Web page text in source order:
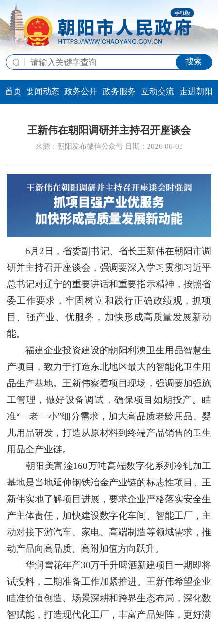
搜索
首页 要闻动态 政务公开 政务服务 互动交流 走进朝阳
王新伟在朝阳调研并主持召开座谈会
来源：朝阳发布微信公众号 日期：2026-06-03
6月2日，省委副书记、省长王新伟在朝阳市调
研并主持召开座谈会，强调要深入学习贯彻习近平
总书记对辽宁的重要讲话和重要指示精神，按照省
委工作要求，牢固树立和践行正确政绩观，抓项
目、强产业、优服务，加快形成高质量发展新动
能。
福建企业投资建设的朝阳利澳卫生用品智慧生
产项目，致力于打造东北地区最大的智能化卫生用
品生产基地。王新伟察看项目现场，强调要加强施
工管理，做好设备调试，确保项目如期投产。瞄
准“一老一小”细分需求，加大高品质老龄用品、婴
儿用品研发，打造从原材料到终端产品销售的卫生
用品全产业链。
朝阳美富淦160万吨高端数字化系列冷轧加工
基地是当地延伸钢铁冶金产业链的标志性项目。王
新伟实地了解项目进展，要求企业严格落实安全生
产主体责任，加快建设数字化车间、智能工厂，主
动对接下游汽车、家电、高端制造等领域需求，推
动产品向高品质、高附加值方向跃升。
华润雪花年产30万千升啤酒新建项目一期即将
试投料，二期准备工作加紧推进。王新伟希望企业
瞄准价值创造、场景深耕和跨界生态布局，深化数
智赋能，打造现代化工厂，丰富产品矩阵，更好满